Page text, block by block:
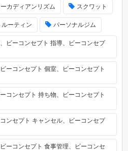
カディアンリズム スクワット
ルーティン パーソナルジム
ビーコンセプト 指導、ビーコンセプ
ーコンセプト 個室、ビーコンセプト
コンセプト 持ち物、ビーコンセプト
ンセプト キャンセル、ビーコンセプ
ーコンセプト 食事管理、ビーコンセ